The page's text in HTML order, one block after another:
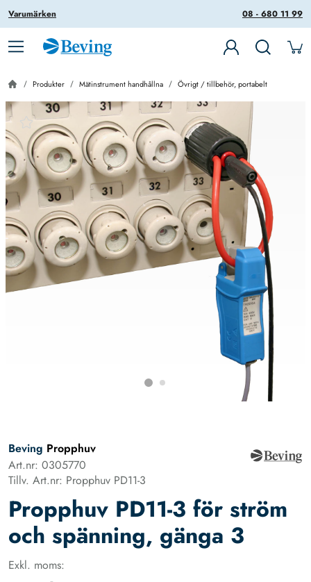
08 - 680 11 99
Varumärken
Produkter Mätinstrument handhållna Övrigt / tillbehör, portabelt
Beving Propphuv
Art.nr: 0305770
Tillv. Art.nr: Propphuv PD11-3
Propphuv PD11-3 för ström
och spänning, gänga 3
Exkl. moms: